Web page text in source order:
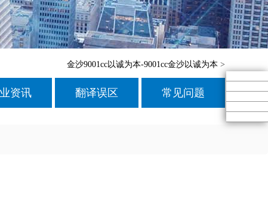
金沙9001cc以诚为本-9001cc金沙以诚为本 >
资讯 翻译误区 常见问题